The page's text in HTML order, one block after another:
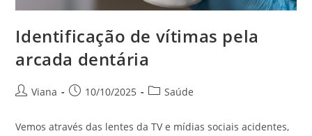
Identificação de vítimas pela
arcada dentária
Viana 10/10/2025 Saúde
Vemos através das lentes da TV e mídias sociais acidentes,